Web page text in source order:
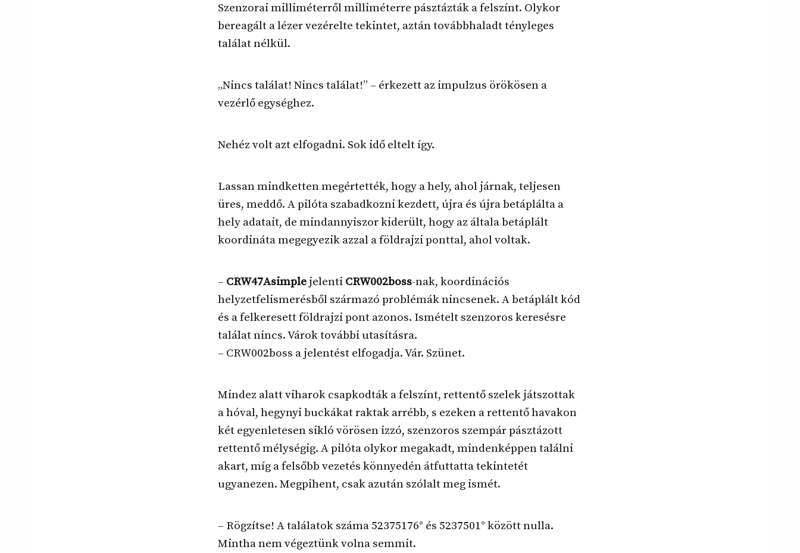
Szenzorai milliméterről milliméterre pásztázták a felszínt. Olykor
bereagált a lézer vezérelte tekintet, aztán továbbhaladt tényleges
találat nélkül.
„Nincs találat! Nincs találat!” – érkezett az impulzus örökösen a
vezérlő egységhez.
Nehéz volt azt elfogadni. Sok idő eltelt így.
Lassan mindketten megértették, hogy a hely, ahol járnak, teljesen
üres, meddő. A pilóta szabadkozni kezdett, újra és újra betáplálta a
hely adatait, de mindannyiszor kiderült, hogy az általa betáplált
koordináta megegyezik azzal a földrajzi ponttal, ahol voltak.
– CRW47Asimple jelenti CRW002boss-nak, koordinációs
helyzetfelismerésből származó problémák nincsenek. A betáplált kód
és a felkeresett földrajzi pont azonos. Ismételt szenzoros keresésre
találat nincs. Várok további utasításra.
– CRW002boss a jelentést elfogadja. Vár. Szünet.
Mindez alatt viharok csapkodták a felszínt, rettentő szelek játszottak
a hóval, hegynyi buckákat raktak arrébb, s ezeken a rettentő havakon
két egyenletesen sikló vörösen izzó, szenzoros szempár pásztázott
rettentő mélységig. A pilóta olykor megakadt, mindenképpen találni
akart, míg a felsőbb vezetés könnyedén átfuttatta tekintetét
ugyanezen. Megpihent, csak azután szólalt meg ismét.
– Rögzítse! A találatok száma 52375176° és 5237501° között nulla.
Mintha nem végeztünk volna semmit.